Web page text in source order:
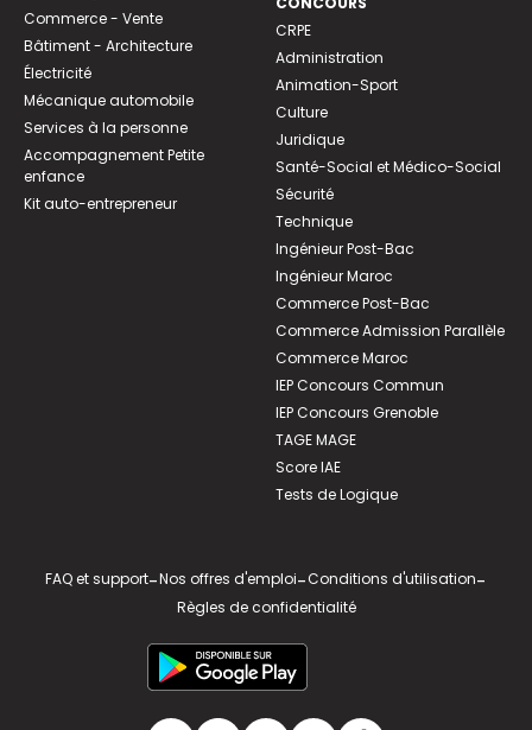
Commerce - Vente
Bâtiment - Architecture
Électricité
Mécanique automobile
Services à la personne
Accompagnement Petite
enfance
Kit auto-entrepreneur
CRPE
Administration
Animation-Sport
Culture
Juridique
Santé-Social et Médico-Social
Sécurité
Technique
Ingénieur Post-Bac
Ingénieur Maroc
Commerce Post-Bac
Commerce Admission Parallèle
Commerce Maroc
IEP Concours Commun
IEP Concours Grenoble
TAGE MAGE
Score IAE
Tests de Logique
FAQ et support-Nos offres d'emploi-Conditions d'utilisation-
Règles de confidentialité